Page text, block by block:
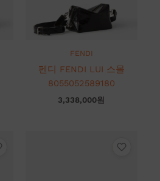
FENDI
펜디 FENDI LUI 스몰
8055052589180
3,338,000원